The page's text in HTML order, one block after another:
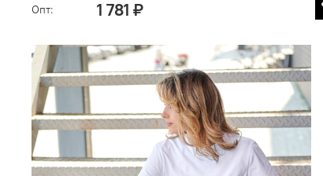
Опт: 1 781 ₽